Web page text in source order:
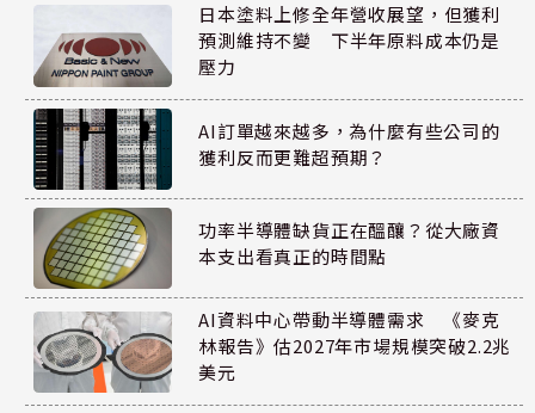
日本塗料上修全年營收展望，但獲利
預測維持不變 下半年原料成本仍是
壓力
AI訂單越來越多，為什麼有些公司的
獲利反而更難超預期？
功率半導體缺貨正在醞釀？從大廠資
本支出看真正的時間點
AI資料中心帶動半導體需求 《麥克
林報告》估2027年市場規模突破2.2兆
美元